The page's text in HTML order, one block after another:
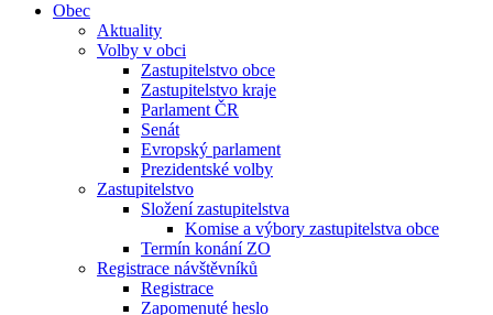
Obec
Aktuality
Volby v obci
Zastupitelstvo obce
Zastupitelstvo kraje
Parlament ČR
Senát
Evropský parlament
Prezidentské volby
Zastupitelstvo
Složení zastupitelstva
Komise a výbory zastupitelstva obce
Termín konání ZO
Registrace návštěvníků
Registrace
Zapomenuté heslo